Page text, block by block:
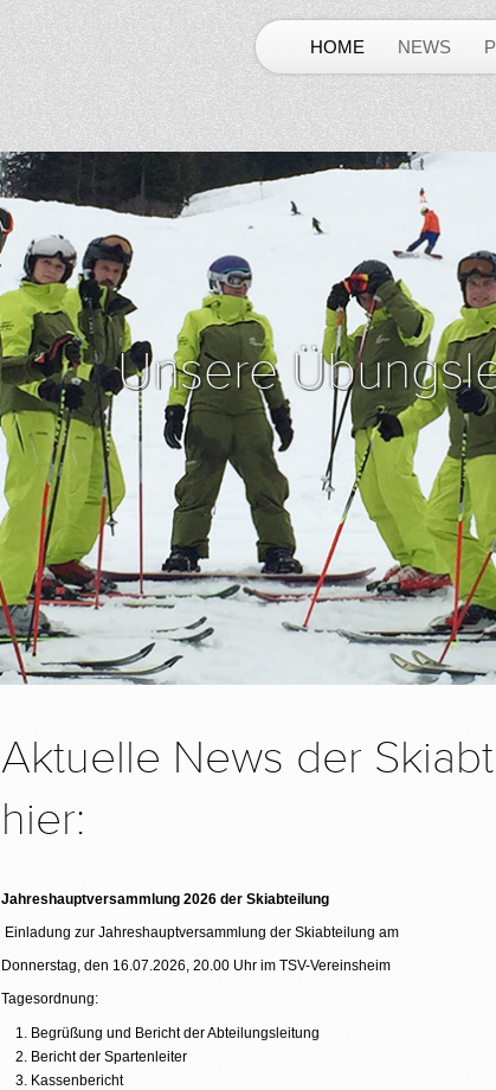
HOME NEWS
Unsere
Aktuelle News der
hier:
Jahreshauptversammlung 2026 der Skiabteilung
Einladung zur Jahreshauptversammlung der Skiabteilung am
Donnerstag, den 16.07.2026, 20.00 Uhr im TSV-Vereinsheim
Tagesordnung:
Begrüßung und Bericht der Abteilungsleitung
Bericht der Spartenleiter
Kassenbericht